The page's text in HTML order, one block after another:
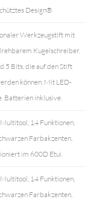
Design®
Werkzeugstift mit
Kugelschreiber.
5 Bits, die auf den Stift
können. Mit LED-
Batterien inklusive.
14 Funktionen,
Farbakzenten,
im 600D Etui.
14 Funktionen,
Farbakzenten,